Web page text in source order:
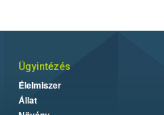
Ügyintézés
Élelmiszer
Állat